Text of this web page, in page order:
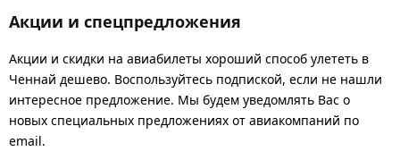
Акции и спецпредложения
Акции и скидки на авиабилеты хороший способ улететь в
Ченнай дешево. Воспользуйтесь подпиской, если не нашли
интересное предложение. Мы будем уведомлять Вас о
новых специальных предложениях от авиакомпаний по
email.